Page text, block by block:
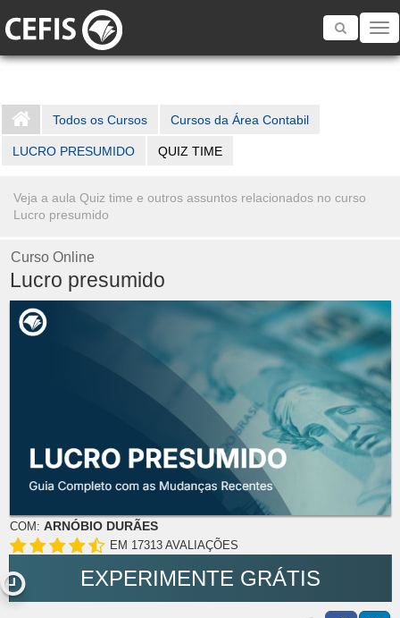
Toggle
Todos os Cursos Cursos da Área Contabil
LUCRO PRESUMIDO QUIZ TIME
Veja a aula Quiz time e outros assuntos relacionados no curso
Lucro presumido
Curso Online
Lucro presumido
COM: ARNÓBIO DURÃES
EM 17313 AVALIAÇÕES
EXPERIMENTE GRÁTIS